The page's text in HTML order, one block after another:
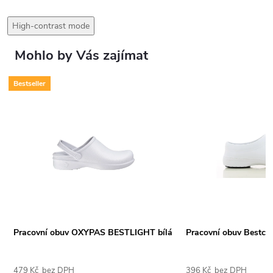
High-contrast mode
Mohlo by Vás zajímat
Bestseller
Pracovní obuv OXYPAS BESTLIGHT bílá Pracovní obuv